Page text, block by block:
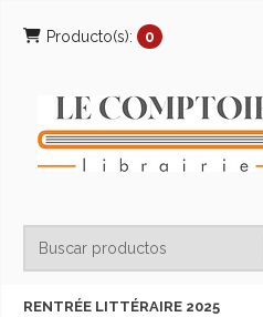
Producto(s): 0
RENTRÉE LITTÉRAIRE 2025